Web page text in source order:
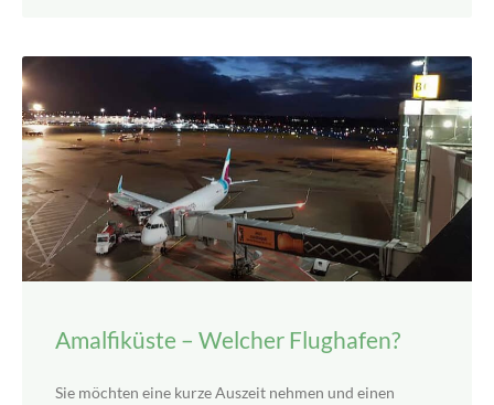
Amalfiküste – Welcher Flughafen?
Sie möchten eine kurze Auszeit nehmen und einen